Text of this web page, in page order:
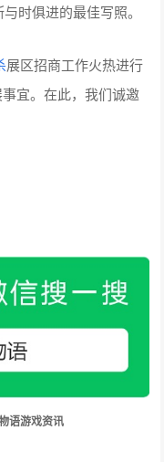
时俱进的最佳写照。
展区招商工作火热进行
宜。在此，我们诚邀
语游戏资讯